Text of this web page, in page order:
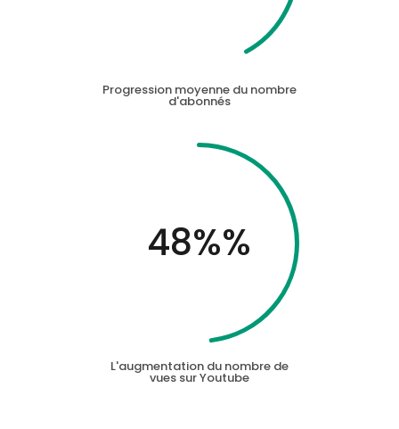
Progression moyenne du nombre
d'abonnés
48%%
L'augmentation du nombre de
vues sur Youtube